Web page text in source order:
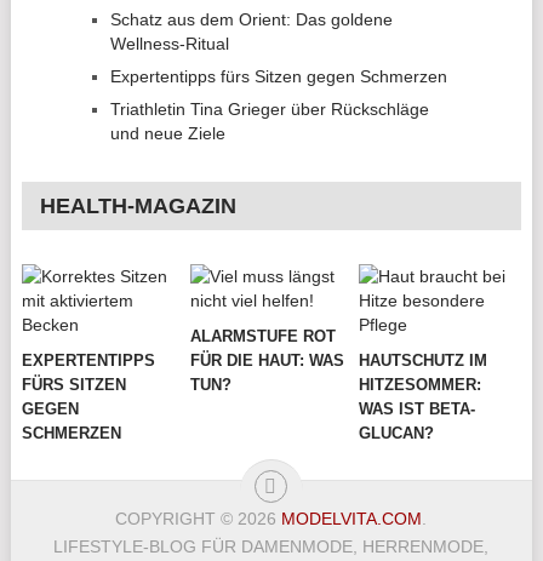
Schatz aus dem Orient: Das goldene
Wellness-Ritual
Expertentipps fürs Sitzen gegen Schmerzen
Triathletin Tina Grieger über Rückschläge
und neue Ziele
HEALTH-MAGAZIN
EXPERTENTIPPS
FÜRS SITZEN
GEGEN
SCHMERZEN
ALARMSTUFE ROT
FÜR DIE HAUT: WAS
TUN?
HAUTSCHUTZ IM
HITZESOMMER:
WAS IST BETA-
GLUCAN?
COPYRIGHT © 2026 MODELVITA.COM.
LIFESTYLE-BLOG FÜR DAMENMODE, HERRENMODE,